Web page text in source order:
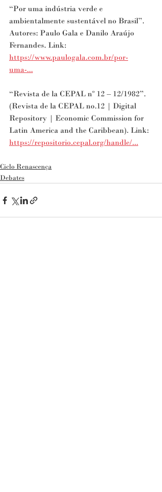
“Por uma indústria verde e
ambientalmente sustentável no Brasil”.
Autores: Paulo Gala e Danilo Araújo
Fernandes. Link:
https://www.paulogala.com.br/por-
uma-...
“Revista de la CEPAL nº 12 – 12/1982”.
(Revista de la CEPAL no.12 | Digital
Repository | Economic Commission for
Latin America and the Caribbean). Link:
https://repositorio.cepal.org/handle/...
Ciclo Renascença
Debates